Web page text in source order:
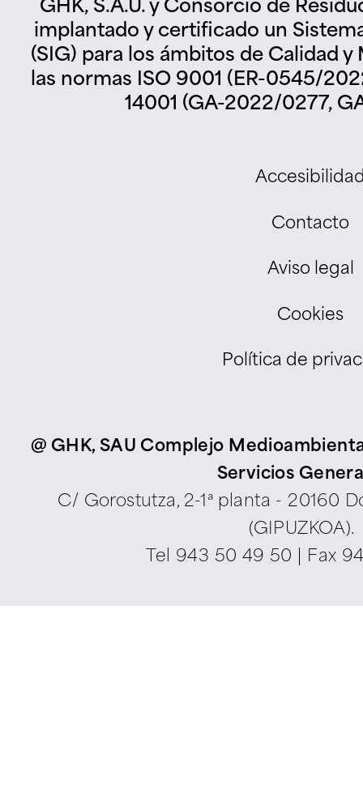
GHK, S.A.U. y Consorcio de
implantado y certificado un
(SIG) para los ámbitos de Calidad
las normas ISO 9001 (ER-0545/
14001 (GA-2022/0277,
Contacto
Aviso legal
Cookies
Política de
@ GHK, SAU Complejo
Servicios
C/ Gorostutza, 2-1ª planta - 20160
(GIPUZKOA).
Tel 943 50 49 50 | Fax